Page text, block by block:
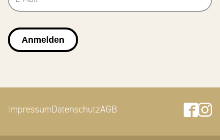
Anmelden
ImpressumDatenschutzAGB